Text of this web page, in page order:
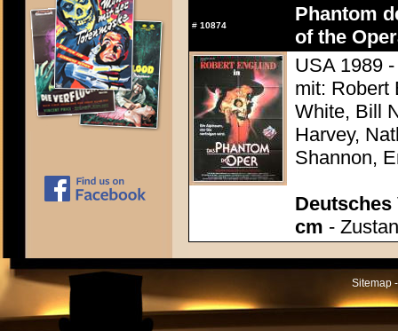
# 10874
Phantom
of the
USA 1989
mit: Robert
White, Bill
Harvey,
Shannon,
Deutsches
cm -
Sitemap